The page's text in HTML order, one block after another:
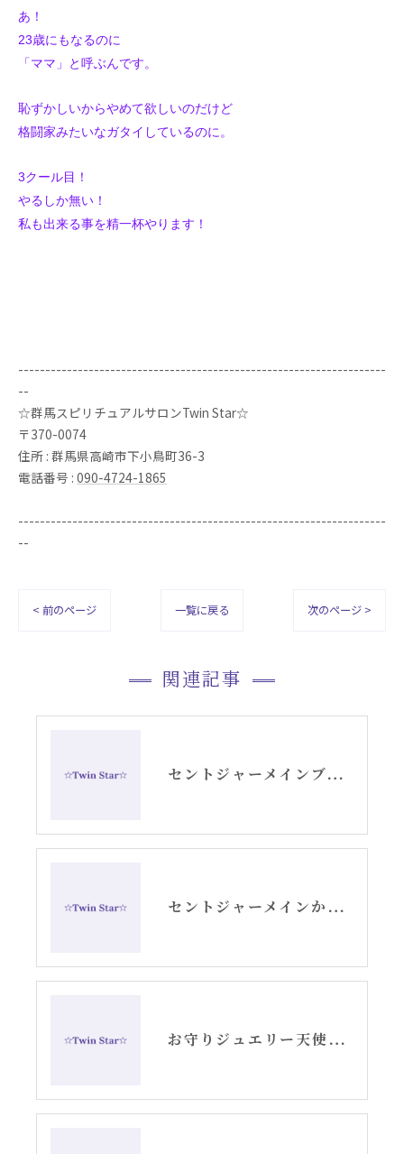
あ！
23歳にもなるのに
「ママ」と呼ぶんです。
恥ずかしいからやめて欲しいのだけど
格闘家みたいなガタイしているのに。
3クール目！
やるしか無い！
私も出来る事を精一杯やります！
--------------------------------------------------------------------
--
☆群馬スピリチュアルサロンTwin Star☆
〒370-0074
住所 : 群馬県高崎市下小鳥町36-3
電話番号 : 090-4724-1865
--------------------------------------------------------------------
--
< 前のページ 一覧に戻る 次のページ >
関連記事
セントジャーメインブレッシングカードGSVFグリッド
セントジャーメインからのメッセージ・水瓶座新月アリーシャ
お守りジュエリー天使の羽根シルバーピアス